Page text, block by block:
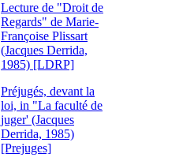
Lecture de "Droit de
Regards" de Marie-
Françoise Plissart
(Jacques Derrida,
1985) [LDRP]
Préjugés, devant la
loi, in "La faculté de
juger' (Jacques
Derrida, 1985)
[Prejuges]